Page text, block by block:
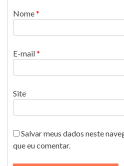
Nome*
E-mail*
Site
Salvar meus dados neste
que eu comentar.